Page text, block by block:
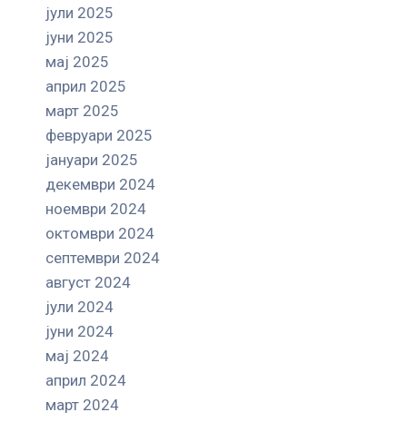
јули 2025
јуни 2025
мај 2025
април 2025
март 2025
февруари 2025
јануари 2025
декември 2024
ноември 2024
октомври 2024
септември 2024
август 2024
јули 2024
јуни 2024
мај 2024
април 2024
март 2024